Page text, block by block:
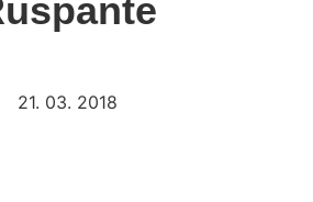
21. 03. 2018